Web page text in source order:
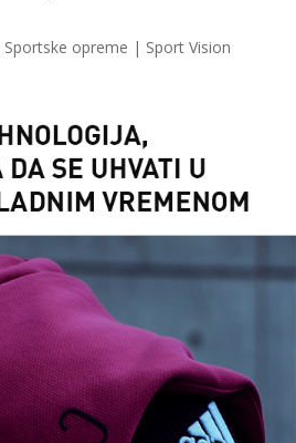
Sportske opreme | Sport Vision